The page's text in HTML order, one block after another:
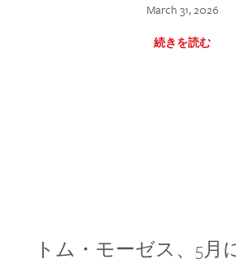
March 31, 2026
続きを読む
トム・モーゼス、5月